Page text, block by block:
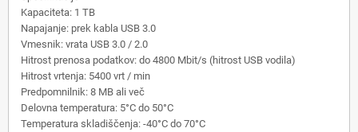
Kapaciteta: 1 TB
Napajanje: prek kabla USB 3.0
Vmesnik: vrata USB 3.0 / 2.0
Hitrost prenosa podatkov: do 4800 Mbit/s (hitrost USB vodila)
Hitrost vrtenja: 5400 vrt / min
Predpomnilnik: 8 MB ali več
Delovna temperatura: 5°C do 50°C
Temperatura skladiščenja: -40°C do 70°C